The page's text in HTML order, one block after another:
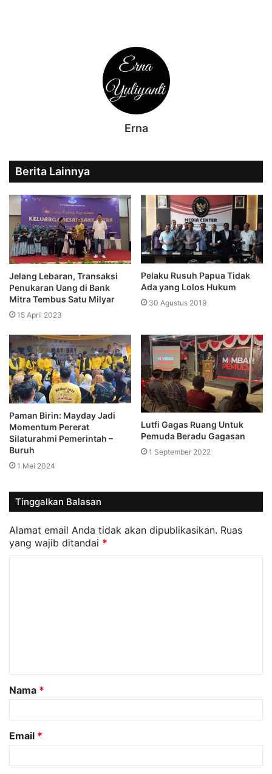
Erna
Berita Lainnya
Jelang Lebaran, Transaksi
Penukaran Uang di Bank
Mitra Tembus Satu Milyar
15 April 2023
Pelaku Rusuh Papua Tidak
Ada yang Lolos Hukum
30 Agustus 2019
Paman Birin: Mayday Jadi
Momentum Pererat
Silaturahmi Pemerintah –
Buruh
1 Mei 2024
Lutfi Gagas Ruang Untuk
Pemuda Beradu Gagasan
1 September 2022
Tinggalkan Balasan
Alamat email Anda tidak akan dipublikasikan. Ruas
yang wajib ditandai *
a
r
Nama *
Email *